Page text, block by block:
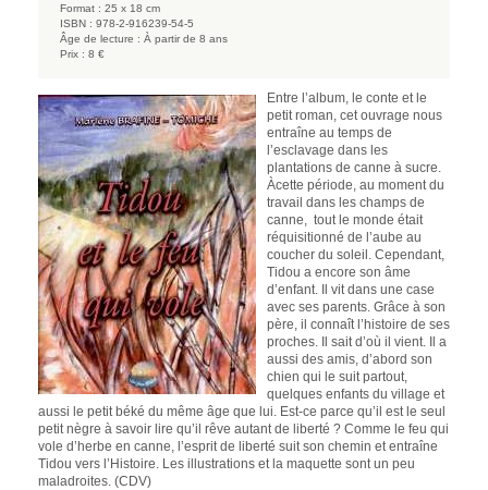
Format : 25 x 18 cm
ISBN : 978-2-916239-54-5
Âge de lecture : À partir de 8 ans
Prix : 8 €
Entre l’album, le conte et le
petit roman, cet ouvrage nous
entraîne au temps de
l’esclavage dans les
plantations de canne à sucre.
Àcette période, au moment du
travail dans les champs de
canne, tout le monde était
réquisitionné de l’aube au
coucher du soleil. Cependant,
Tidou a encore son âme
d’enfant. Il vit dans une case
avec ses parents. Grâce à son
père, il connaît l’histoire de ses
proches. Il sait d’où il vient. Il a
aussi des amis, d’abord son
chien qui le suit partout,
quelques enfants du village et
aussi le petit béké du même âge que lui. Est-ce parce qu’il est le seul
petit nègre à savoir lire qu’il rêve autant de liberté ? Comme le feu qui
vole d’herbe en canne, l’esprit de liberté suit son chemin et entraîne
Tidou vers l’Histoire. Les illustrations et la maquette sont un peu
maladroites. (CDV)